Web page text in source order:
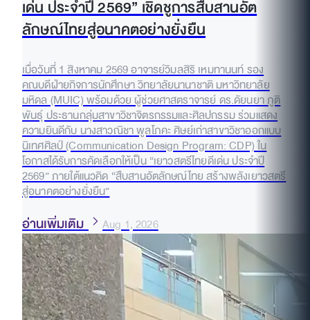
เด่น ประจำปี 2569” เชิดชูการสืบสานอัต
ลักษณ์ไทยสู่อนาคตอย่างยั่งยืน
เมื่อวันที่ 1 สิงหาคม 2569 อาจารย์วิมลสิริ เหมทานนท์ รอง
คณบดีฝ่ายกิจการนักศึกษา วิทยาลัยนานาชาติ มหาวิทยาลัย
มหิดล (MUIC) พร้อมด้วย ผู้ช่วยศาสตราจารย์ ดร.ดัยนยา ภูติ
พันธุ์ ประธานกลุ่มสาขาวิชาจิตรกรรมและศิลปกรรม ร่วมแสดง
ความยินดีกับ นางสาวณิชา พูลโภคะ ศิษย์เก่าสาขาวิชาออกแบบ
นิเทศศิลป์ (Communication Design Program: CDP) ใน
โอกาสได้รับการคัดเลือกให้เป็น “เยาวสตรีไทยดีเด่น ประจำปี
2569” ภายใต้แนวคิด “สืบสานอัตลักษณ์ไทย สร้างพลังเยาวสตรี
สู่อนาคตอย่างยั่งยืน”
อ่านเพิ่มเติม Aug 1, 2026